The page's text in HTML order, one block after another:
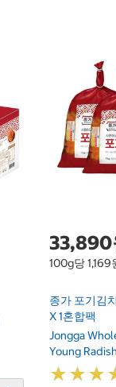
33,890
100g당 1,169
종가 포기김
X 1혼합팩
Jongga
Young
★★★
★★★